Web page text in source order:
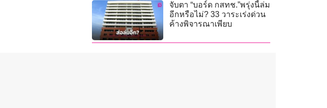
จับตา “บอร์ด กสทช.”พรุ่งนี้ล่ม
อีกหรือไม่? 33 วาระเร่งด่วน
ค้างพิจารณาเพียบ